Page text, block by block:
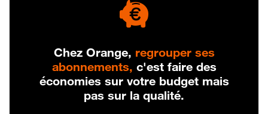
Chez Orange, regrouper ses
abonnements, c'est faire des
économies sur votre budget mais
pas sur la qualité.